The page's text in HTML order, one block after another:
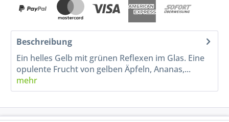
Beschreibung
Ein helles Gelb mit grünen Reflexen im Glas. Eine
opulente Frucht von gelben Äpfeln, Ananas,...
mehr